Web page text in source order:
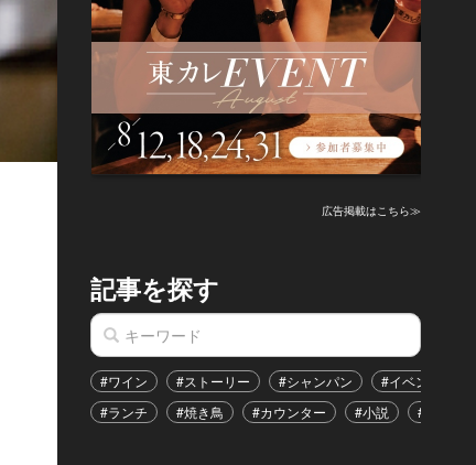
広告掲載はこちら≫
記事を探す
#ワイン #ストーリー #シャンパン #イベント
#ランチ
#焼き鳥 #カウンター #小説 #恋愛